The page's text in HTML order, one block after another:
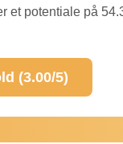
et potentiale på
(3.00/5)